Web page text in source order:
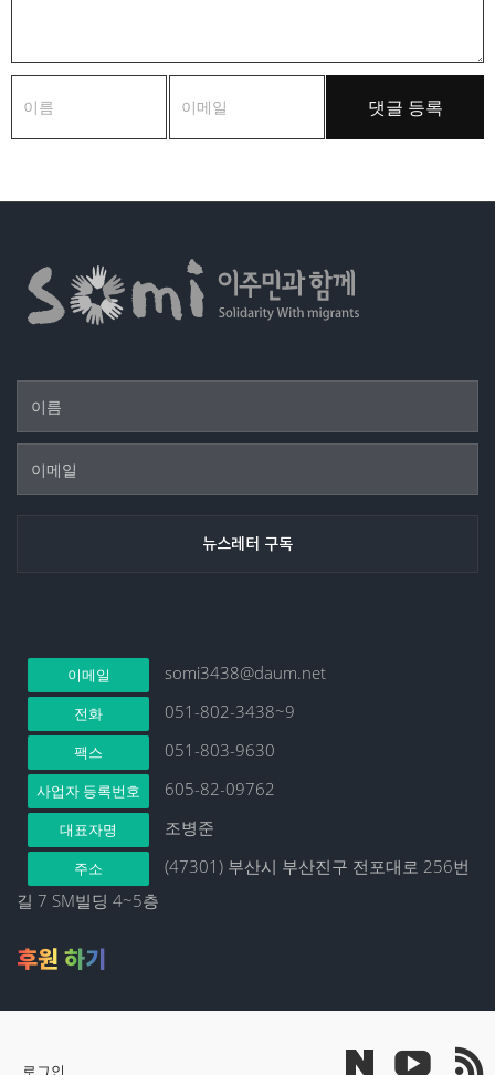
이메일 somi3438@daum.net
전화 051-802-3438~9
팩스 051-803-9630
사업자 등록번호 605-82-09762
대표자명 조병준
주소
(47301) 부산시 부산진구 전포대로 256번
길 7 SM빌딩 4~5층
후원 하기
로그인